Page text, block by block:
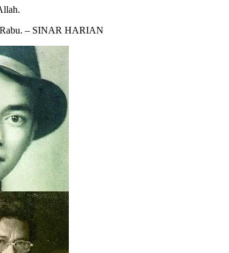
Rabu. – SINAR HARIAN